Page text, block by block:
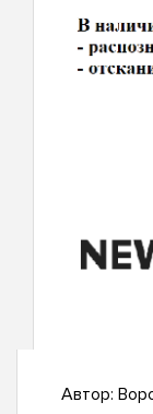
Автор: